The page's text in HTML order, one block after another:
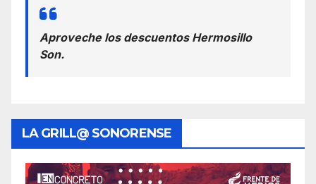
Aproveche los descuentos Hermosillo
Son.
LA GRILL@ SONORENSE